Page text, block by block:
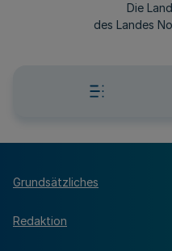
Die
des Landes
Grundsätzliches
Redaktion